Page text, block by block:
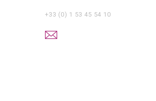
+33 (0) 1 53 45 54 10